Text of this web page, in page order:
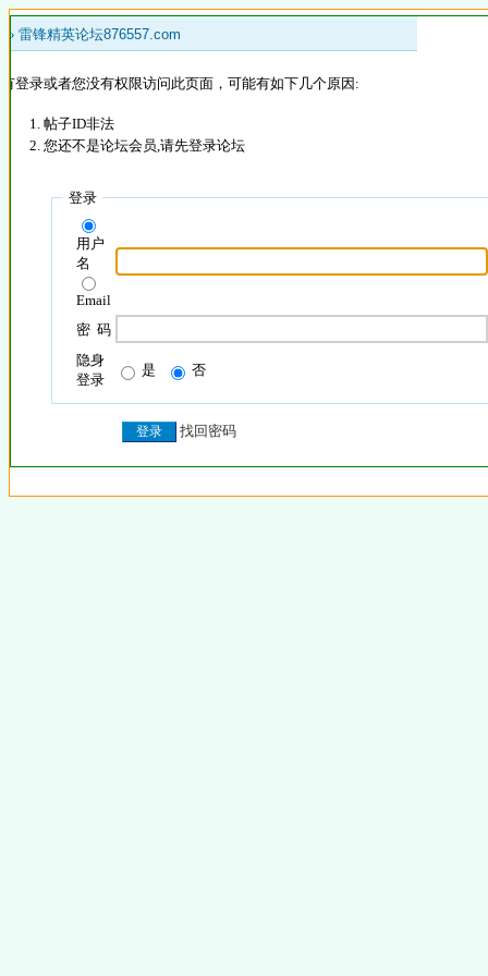
» 雷锋精英论坛876557.com
登录或者您没有权限访问此页面，可能有如下几个原因:
帖子ID非法
您还不是论坛会员,请先登录论坛
登录
用户
名
Email
密 码
隐身
登录
是 否
找回密码